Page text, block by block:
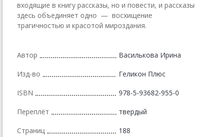
входящие в книгу рассказы, но и повести, и рассказы
здесь объединяет одно — восхищение
трагичностью и красотой мироздания.
Автор Василькова Ирина
Изд-во Геликон Плюс
ISBN 978-5-93682-955-0
Переплёт твердый
Страниц 188